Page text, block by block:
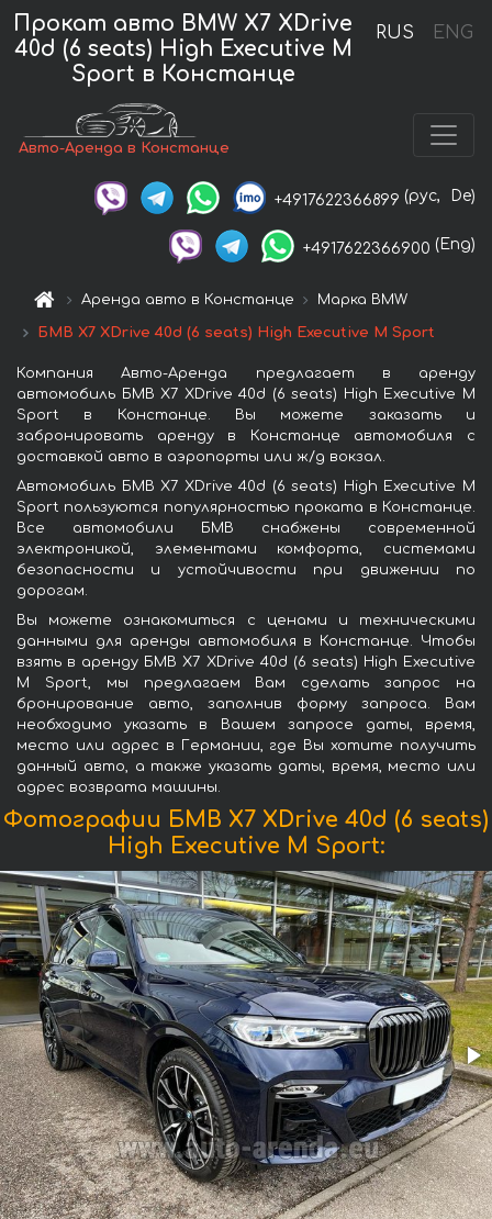
RUS ENG
Прокат авто BMW X7 XDrive
40d (6 seats) High Executive M
Sport в Констанце
Авто-Аренда в Констанце
+4917622366899 (рус, De)
+4917622366900 (Eng)
Аренда авто в Констанце Марка BMW
БМВ X7 XDrive 40d (6 seats) High Executive M Sport
Компания Авто-Аренда предлагает в аренду
автомобиль БМВ X7 XDrive 40d (6 seats) High Executive M
Sport в Констанце. Вы можете заказать и
забронировать аренду в Констанце автомобиля с
доставкой авто в аэропорты или ж/д вокзал.
Автомобиль БМВ X7 XDrive 40d (6 seats) High Executive M
Sport пользуются популярностью проката в Констанце.
Все автомобили БМВ снабжены современной
электроникой, элементами комфорта, системами
безопасности и устойчивости при движении по
дорогам.
Вы можете ознакомиться с ценами и техническими
данными для аренды автомобиля в Констанце. Чтобы
взять в аренду БМВ X7 XDrive 40d (6 seats) High Executive
M Sport, мы предлагаем Вам сделать запрос на
бронирование авто, заполнив форму запроса. Вам
необходимо указать в Вашем запросе даты, время,
место или адрес в Германии, где Вы хотите получить
данный авто, а также указать даты, время, место или
адрес возврата машины.
Фотографии БМВ X7 XDrive 40d (6 seats)
High Executive M Sport: